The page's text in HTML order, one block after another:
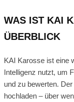
WAS IST KAI
ÜBERBLICK
KAI Karosse ist eine
Intelligenz nutzt, um
und zu bewerten.
hochladen – über